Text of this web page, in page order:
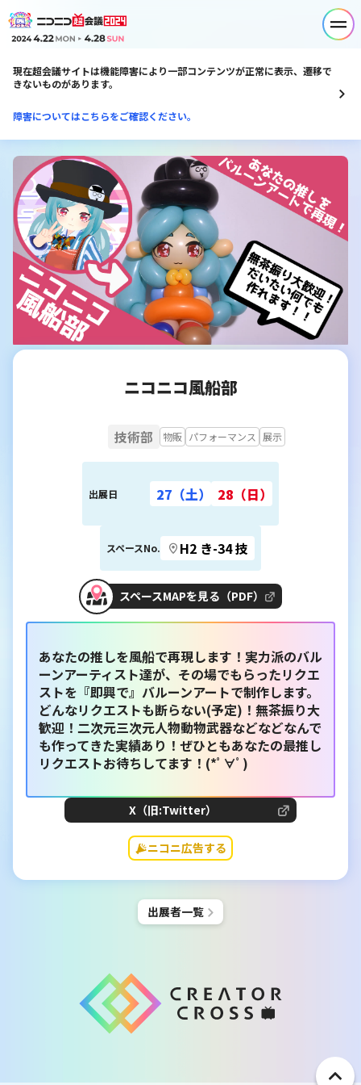
現在超会議サイトは機能障害により一部コンテンツが正常に表示、遷移で
きないものがあります。
障害についてはこちらをご確認ください。
ニコニコ風船部
技術部 物販 パフォーマンス 展示
出展日 27（土） 28（日）
スペースNo. H2 き-34 技
スペースMAPを見る（PDF）
あなたの推しを風船で再現します！実力派のバル
ーンアーティスト達が、その場でもらったリクエ
ストを『即興で』バルーンアートで制作します。
どんなリクエストも断らない(予定)！無茶振り大
歓迎！二次元三次元人物動物武器などなどなんで
も作ってきた実績あり！ぜひともあなたの最推し
リクエストお待ちしてます！(*ﾟ∀ﾟ)
X（旧:Twitter）
ニコニ広告する
出展者一覧